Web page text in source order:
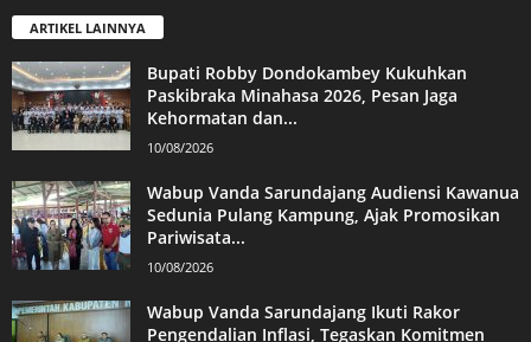
ARTIKEL LAINNYA
Bupati Robby Dondokambey Kukuhkan
Paskibraka Minahasa 2026, Pesan Jaga
Kehormatan dan...
10/08/2026
Wabup Vanda Sarundajang Audiensi Kawanua
Sedunia Pulang Kampung, Ajak Promosikan
Pariwisata...
10/08/2026
Wabup Vanda Sarundajang Ikuti Rakor
Pengendalian Inflasi, Tegaskan Komitmen